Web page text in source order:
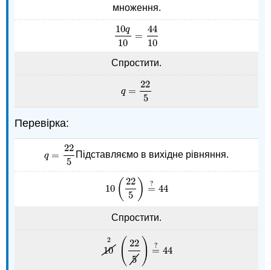
множення.
10q
10
=
44
10
10q10= 4410
Спростити.
q =
22
5
q =225
Перевірка:
q =
22
5
q =225 Підставляємо в вихідне рівняння.
10 ( 22
5 ) =
? 44
10 (225) = ?44
Спростити.
10
2 ( 22
5
) =
? 44
102 225)= ? 44